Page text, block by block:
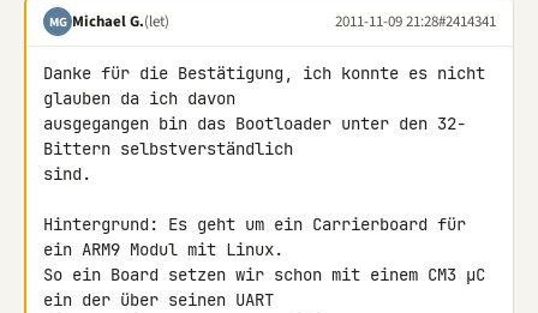
MG Michael G.(let) 2011-11-09 21:28#2414341
Danke für die Bestätigung, ich konnte es nicht
glauben da ich davon
ausgegangen bin das Bootloader unter den 32-
Bittern selbstverständlich
sind.
Hintergrund: Es geht um ein Carrierboard für
ein ARM9 Modul mit Linux.
So ein Board setzen wir schon mit einem CM3 µC
ein der über seinen UART